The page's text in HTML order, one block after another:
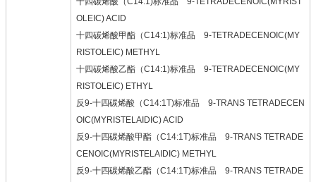
OLEIC) ACID
十四碳烯酸甲酯（C14:1)标准品 9-TETRADECENOIC(MY
RISTOLEIC) METHYL
十四碳烯酸乙酯（C14:1)标准品 9-TETRADECENOIC(MY
RISTOLEIC) ETHYL
反9-十四碳烯酸（C14:1T)标准品 9-TRANS TETRADECEN
OIC(MYRISTELAIDIC) ACID
反9-十四碳烯酸甲酯（C14:1T)标准品 9-TRANS TETRADE
CENOIC(MYRISTELAIDIC) METHYL
反9-十四碳烯酸乙酯（C14:1T)标准品 9-TRANS TETRADE